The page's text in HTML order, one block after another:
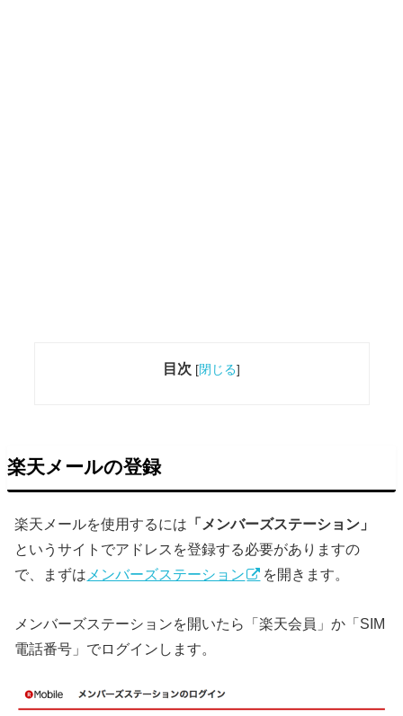
目次 [閉じる]
楽天メールの登録
楽天メールを使用するには 「メンバーズステーション」
というサイトでアドレスを登録する必要がありますの
で、まずは メンバーズステーション を開きます。
メンバーズステーションを開いたら「楽天会員」か「SIM
電話番号」でログインします。